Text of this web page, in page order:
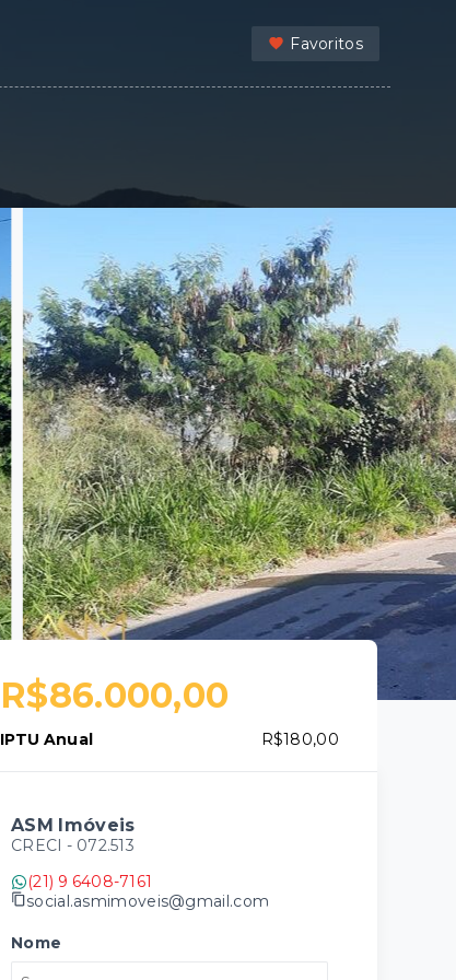
Favoritos
R$86.000,00
IPTU Anual R$180,00
ASM Imóveis
CRECI - 072.513
(21) 9 6408-7161
social.asmimoveis@gmail.com
Nome